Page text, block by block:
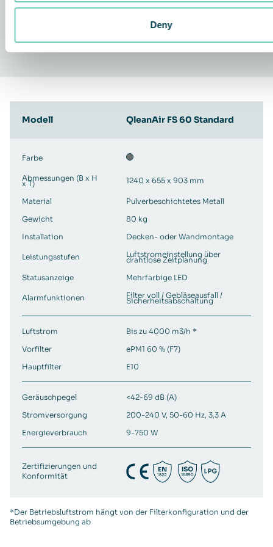
Deny
rekonfigurierbare und einstellbare Auslässe zur optimalen
Rezirkulation in den Raum zurückgeführt oder durch
optionale Rohre und Diffusoren in einen bestimmten
Bereich geleitet.
Modell QleanAir FS 60 Standard
Farbe
Abmessungen (B x H
x T) 1240 x 655 x 903 mm
Material
Pulverbeschichtetes Metall
Gewicht
80 kg
Installation
Decken- oder Wandmontage
Leistungsstufen Luftstromeinstellung über
drahtlose Zeitplanung
Statusanzeige
Mehrfarbige LED
Alarmfunktionen Filter voll / Gebläseausfall /
Sicherheitsabschaltung
Luftstrom
Bis zu 4000 m3/h *
Vorfilter
ePM1 60 % (F7)
Hauptfilter
E10
Geräuschpegel
<42-69 dB (A)
Stromversorgung
200-240 V, 50-60 Hz, 3,3 A
Energieverbrauch
9-750 W
Zertifizierungen und
Konformität
*Der Betriebsluftstrom hängt von der Filterkonfiguration und der
Betriebsumgebung ab